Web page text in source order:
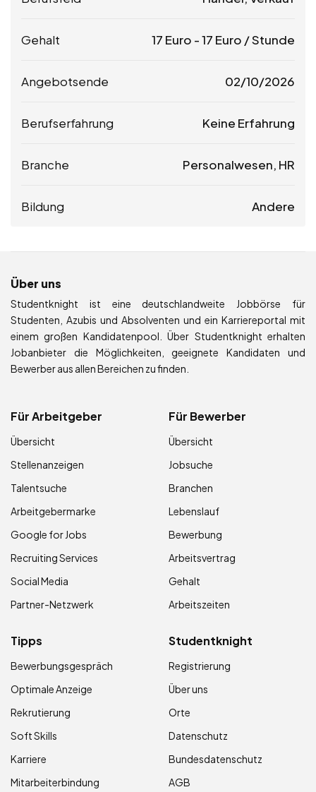
Gehalt 17 Euro -17 Euro / Stunde
Angebotsende 02/10/2026
Berufserfahrung Keine Erfahrung
Branche Personalwesen, HR
Bildung Andere
Über uns
Studentknight ist eine deutschlandweite Jobbörse für
Studenten, Azubis und Absolventen und ein Karriereportal mit
einem großen Kandidatenpool. Über Studentknight erhalten
Jobanbieter die Möglichkeiten, geeignete Kandidaten und
Bewerber aus allen Bereichen zu finden.
Für Arbeitgeber
Übersicht
Stellenanzeigen
Talentsuche
Arbeitgebermarke
Google for Jobs
Recruiting Services
Social Media
Partner-Netzwerk
Für Bewerber
Übersicht
Jobsuche
Branchen
Lebenslauf
Bewerbung
Arbeitsvertrag
Gehalt
Arbeitszeiten
Tipps
Bewerbungsgespräch
Optimale Anzeige
Rekrutierung
Soft Skills
Karriere
Mitarbeiterbindung
Studentknight
Registrierung
Über uns
Orte
Datenschutz
Bundesdatenschutz
AGB